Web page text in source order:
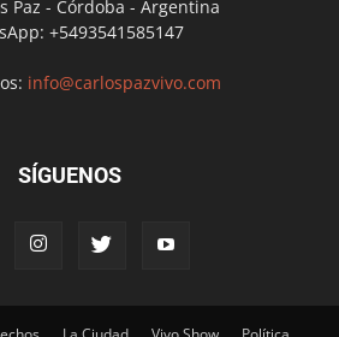
Paz - Córdoba - Argentina
+5493541585147
info@carlospazvivo.com
SÍGUENOS